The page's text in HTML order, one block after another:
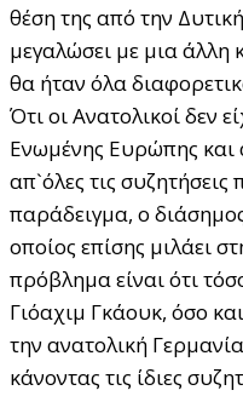
θέση της από την
μεγαλώσει με μια
θα ήταν όλα
Ότι οι Ανατολικοί δεν
Ενωμένης Ευρώπης
απ`όλες τις
παράδειγμα, ο
οποίος επίσης μιλάει
πρόβλημα είναι ότι
Γιόαχιμ Γκάουκ, όσο
την ανατολική
κάνοντας τις ίδιες